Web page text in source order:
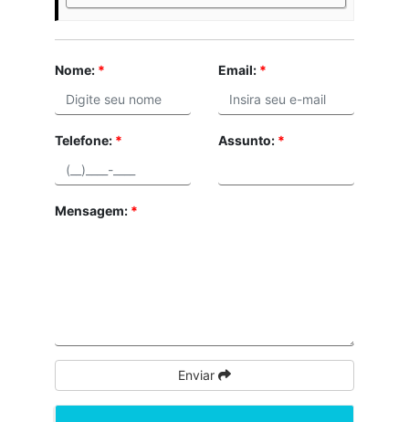
Nome: * Email: *
Telefone: * Assunto: *
Mensagem: *
Enviar